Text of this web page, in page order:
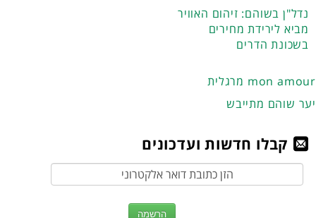
נדל"ן בשוהם: זיהום האוויר
מביא לירידת מחירים
בשכונת הדרים
מרגלית mon amour
יער שוהם מתייבש
קבלו חדשות ועדכונים